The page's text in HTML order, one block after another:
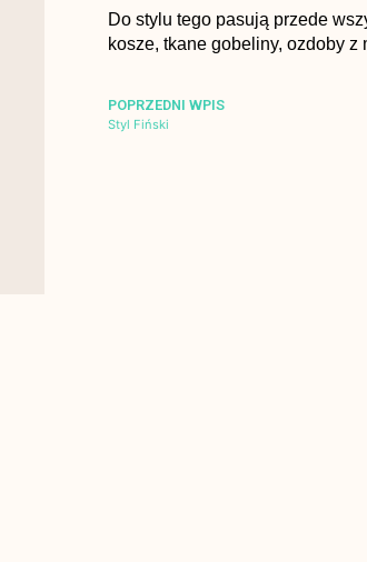
Do stylu tego pasują przede
kosze, tkane gobeliny, ozdoby
POPRZEDNI WPIS
Styl Fiński